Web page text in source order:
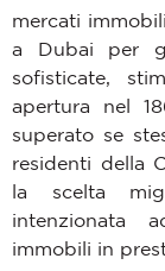
mercati
a Dubai per
sofisticate,
apertura nel
superato se
residenti della
la scelta
intenzionata
immobili in